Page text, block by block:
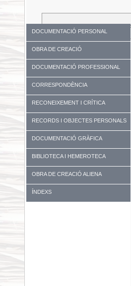
DOCUMENTACIÓ PERSONAL
OBRA DE CREACIÓ
DOCUMENTACIÓ PROFESSIONAL
CORRESPONDÈNCIA
RECONEIXEMENT I CRÍTICA
RECORDS I OBJECTES PERSONALS
DOCUMENTACIÓ GRÀFICA
BIBLIOTECA I HEMEROTECA
OBRA DE CREACIÓ ALIENA
ÍNDEXS